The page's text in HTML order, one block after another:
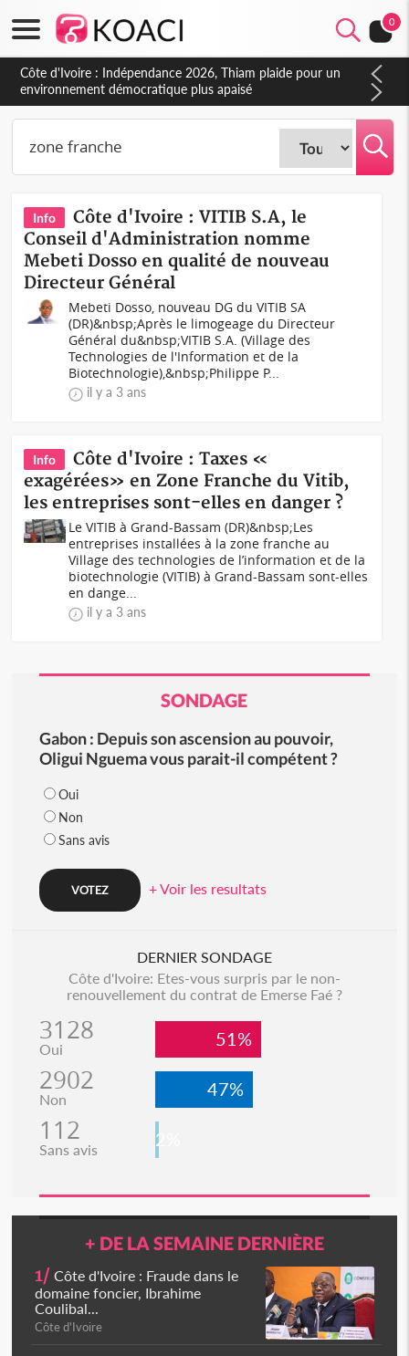
0
Côte d'Ivoire : Indépendance 2026, Thiam plaide pour un
environnement démocratique plus apaisé
Info
Côte d'Ivoire : VITIB S.A, le
Conseil d'Administration nomme
Mebeti Dosso en qualité de nouveau
Directeur Général
Mebeti Dosso, nouveau DG du VITIB SA
(DR)&nbsp;Après le limogeage du Directeur
Général du&nbsp;VITIB S.A. (Village des
Technologies de l'Information et de la
Biotechnologie),&nbsp;Philippe P...
il y a 3 ans
Info
Côte d'Ivoire : Taxes «
exagérées» en Zone Franche du Vitib,
les entreprises sont-elles en danger ?
Le VITIB à Grand-Bassam (DR)&nbsp;Les
entreprises installées à la zone franche au
Village des technologies de l’information et de la
biotechnologie (VITIB) à Grand-Bassam sont-elles
en dange...
il y a 3 ans
SONDAGE
Gabon : Depuis son ascension au pouvoir,
Oligui Nguema vous parait-il compétent ?
Oui
Non
Sans avis
+ Voir les resultats
DERNIER SONDAGE
Côte d'Ivoire: Etes-vous surpris par le non-
renouvellement du contrat de Emerse Faé ?
3128
Oui 51%
2902
Non 47%
112
Sans avis 2%
+ DE LA SEMAINE DERNIÈRE
1/ Côte d'Ivoire : Fraude dans le
domaine foncier, Ibrahime
Coulibal...
Côte d'Ivoire